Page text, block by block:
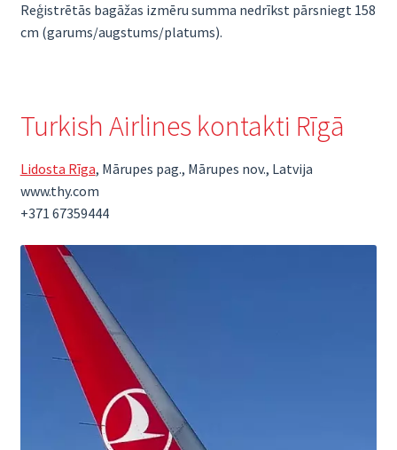
Reģistrētās bagāžas izmēru summa nedrīkst pārsniegt 158
​​cm (garums/augstums/platums).
Turkish Airlines kontakti Rīgā
Lidosta Rīga, Mārupes pag., Mārupes nov., Latvija
www.thy.com
+371 67359444